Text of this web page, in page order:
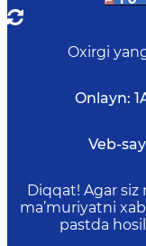
Oxirgi
Onlayn: 1
Veb-
Diqqat! Agar
ma’muriyatni
pastda